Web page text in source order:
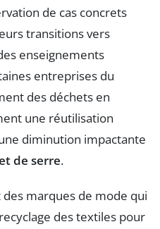
de cas concrets
transitions vers
enseignements
entreprises du
des déchets en
une réutilisation
diminution impactante
de serre.
marques de mode qui
des textiles pour